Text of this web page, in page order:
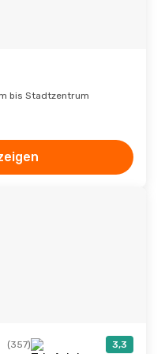
bis Stadtzentrum
(357) 3,3